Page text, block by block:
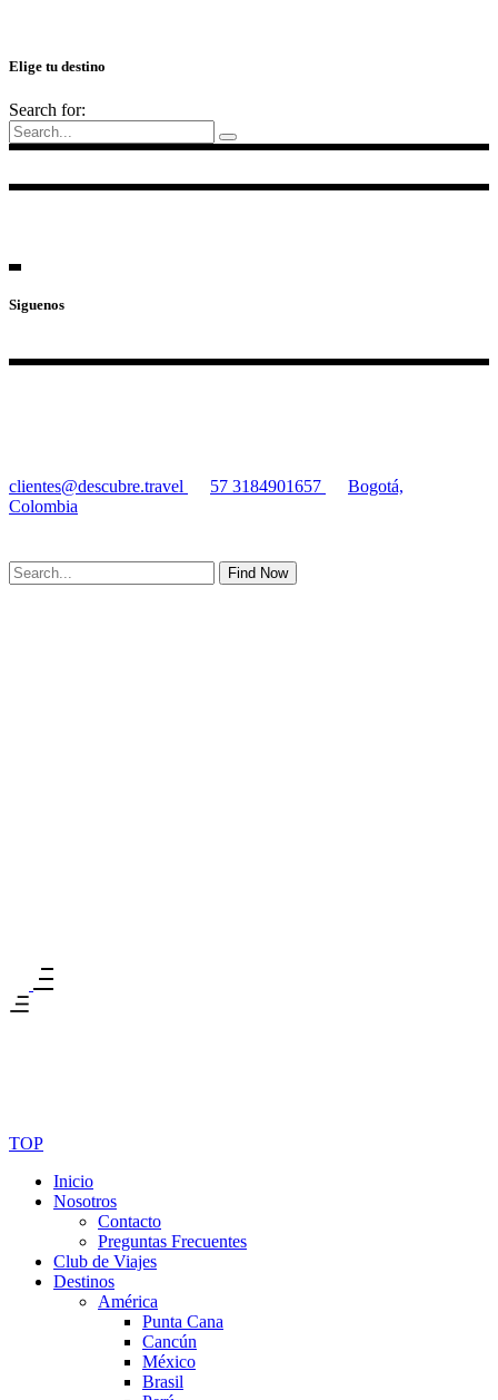
Elige tu destino
Search for:
Siguenos
clientes@descubre.travel 57 3184901657
Bogotá,
Colombia
Find Now
TOP
Inicio
Nosotros
Contacto
Preguntas Frecuentes
Club de Viajes
Destinos
América
Punta Cana
Cancún
México
Brasil